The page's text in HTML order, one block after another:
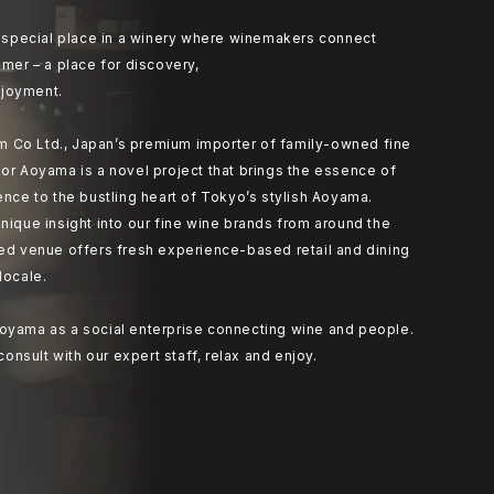
place in a winery where winemakers connect
– a place for discovery,
Co Ltd., Japan’s premium importer of family-owned fine
Aoyama is a novel project that brings the essence of
to the bustling heart of Tokyo’s stylish Aoyama.
insight into our fine wine brands from around the
venue offers fresh experience-based retail and dining
as a social enterprise connecting wine and people.
with our expert staff, relax and enjoy.